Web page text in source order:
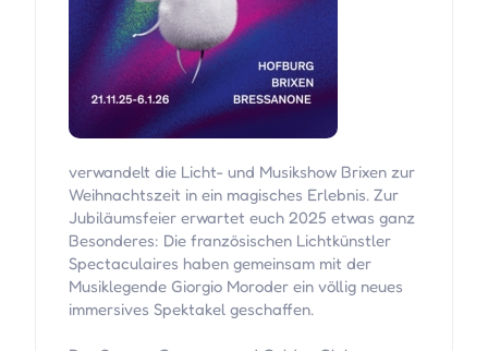
verwandelt die Licht- und Musikshow Brixen zur
Weihnachtszeit in ein magisches Erlebnis. Zur
Jubiläumsfeier erwartet euch 2025 etwas ganz
Besonderes: Die französischen Lichtkünstler
Spectaculaires haben gemeinsam mit der
Musiklegende Giorgio Moroder ein völlig neues
immersives Spektakel geschaffen.